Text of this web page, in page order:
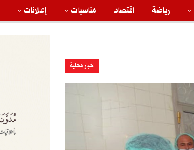
رياضة اقتصاد مناسبات إعلانات
اخبار محلية